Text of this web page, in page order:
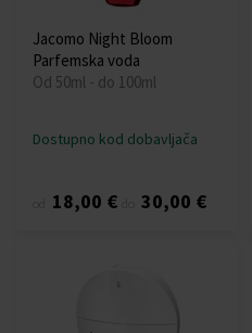
Jacomo Night Bloom
Parfemska voda
Od 50ml - do 100ml
Dostupno kod dobavljača
18,00 € 30,00 €